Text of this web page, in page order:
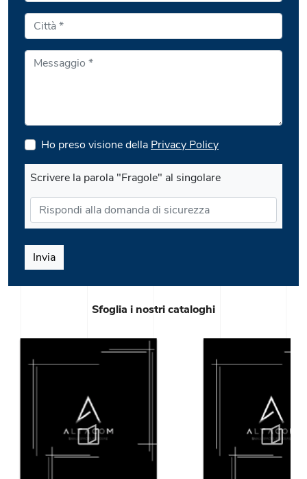
Sfoglia i nostri cataloghi
Ho preso visione della Privacy Policy
Scrivere la parola "Fragole" al singolare
Invia